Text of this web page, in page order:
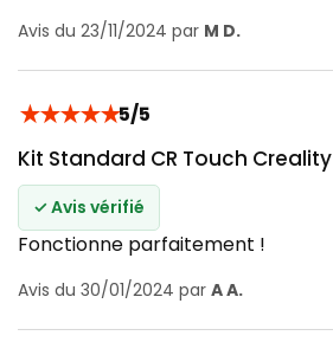
Avis du 23/11/2024 par M D.
★★★★★5/5
Kit Standard CR Touch Creality
✓ Avis vérifié
Fonctionne parfaitement !
Avis du 30/01/2024 par A A.